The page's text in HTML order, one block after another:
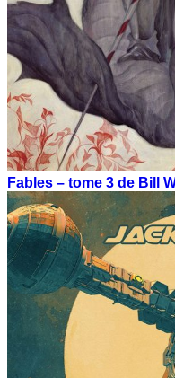
Fables – tome 3 de Bill